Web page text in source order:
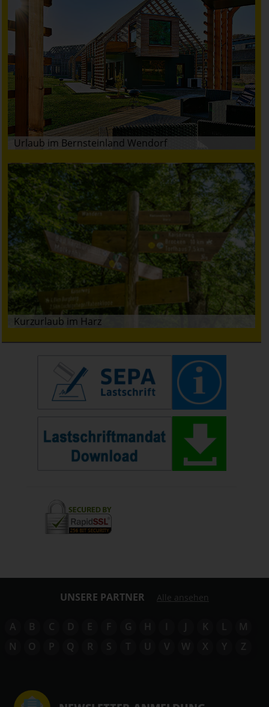
Urlaub im Bernsteinland Wendorf
Kurzurlaub im Harz
UNSERE PARTNER Alle ansehen
A B C D E F G H I J K L
M
N
O P Q R S T U V W X Y Z